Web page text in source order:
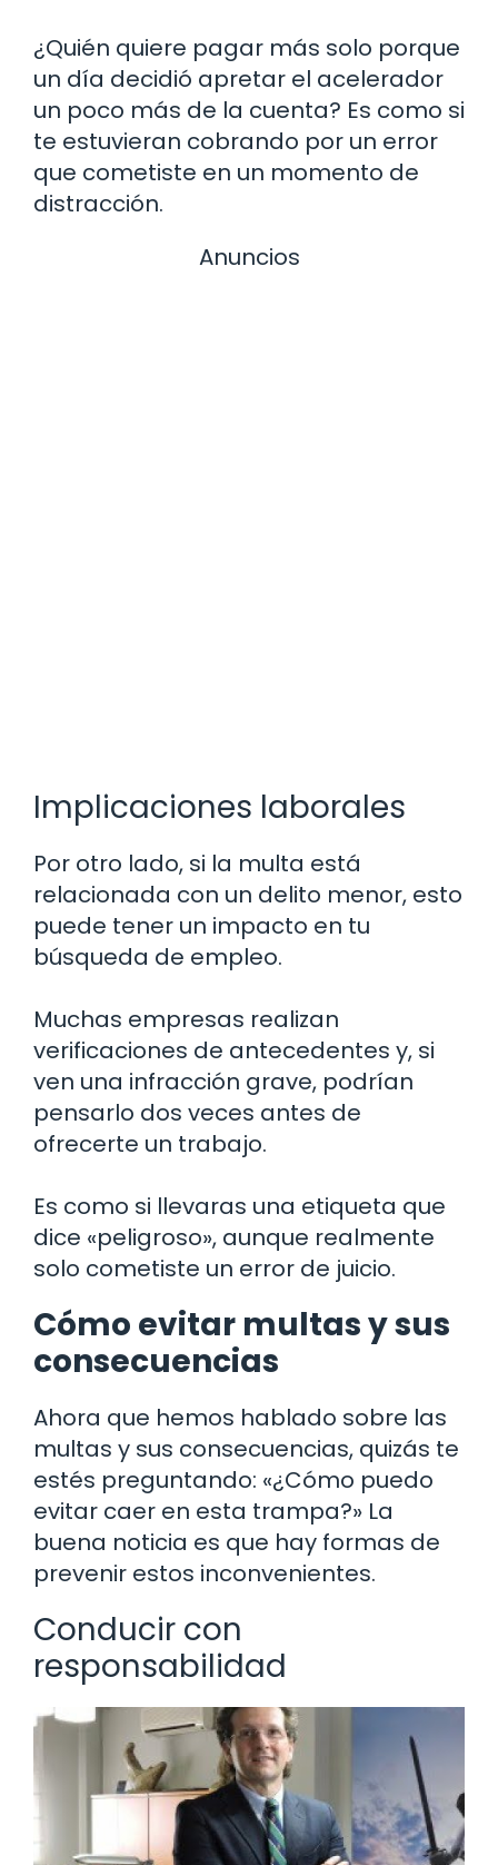
¿Quién quiere pagar más solo porque
un día decidió apretar el acelerador
un poco más de la cuenta? Es como si
te estuvieran cobrando por un error
que cometiste en un momento de
distracción.
Anuncios
Implicaciones laborales
Por otro lado, si la multa está
relacionada con un delito menor, esto
puede tener un impacto en tu
búsqueda de empleo.
Muchas empresas realizan
verificaciones de antecedentes y, si
ven una infracción grave, podrían
pensarlo dos veces antes de
ofrecerte un trabajo.
Es como si llevaras una etiqueta que
dice «peligroso», aunque realmente
solo cometiste un error de juicio.
Cómo evitar multas y sus
consecuencias
Ahora que hemos hablado sobre las
multas y sus consecuencias, quizás te
estés preguntando: «¿Cómo puedo
evitar caer en esta trampa?» La
buena noticia es que hay formas de
prevenir estos inconvenientes.
Conducir con
responsabilidad